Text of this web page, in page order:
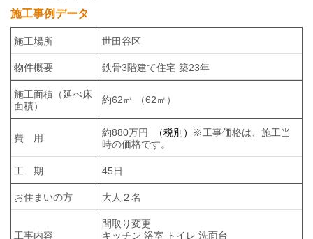
施工事例データ
施工場所 世田谷区
物件概要 鉄骨3階建て住宅 築23年
施工面積（延べ床
面積）
約62㎡ （62㎡）
費 用 約880万円 （税別） ※工事価格は、施工当
時の価格です。
工 期 45日
お住まいの方 大人２名
工事内容
間取り変更
キッチン 浴室 トイレ 洗面台